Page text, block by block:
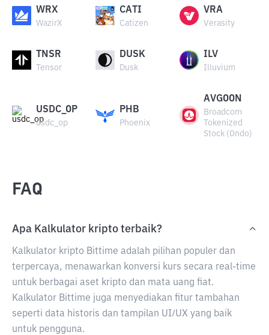
WRX
WazirX
CATI
Catizen
VRA
Verasity
TNSR
Tensor
DUSK
Dusk
ILV
Illuvium
USDC_OP
usdc_op
PHB
Phoenix
AVGOON
Broadcom
Tokenized
Stock (Ondo)
FAQ
Apa Kalkulator kripto terbaik?
Kalkulator kripto Bittime adalah pilihan populer dan
terpercaya, menawarkan konversi kurs secara real-time
untuk berbagai aset kripto dan mata uang fiat.
Kalkulator Bittime juga menyediakan fitur tambahan
seperti data historis dan tampilan UI/UX yang baik
untuk pengguna.